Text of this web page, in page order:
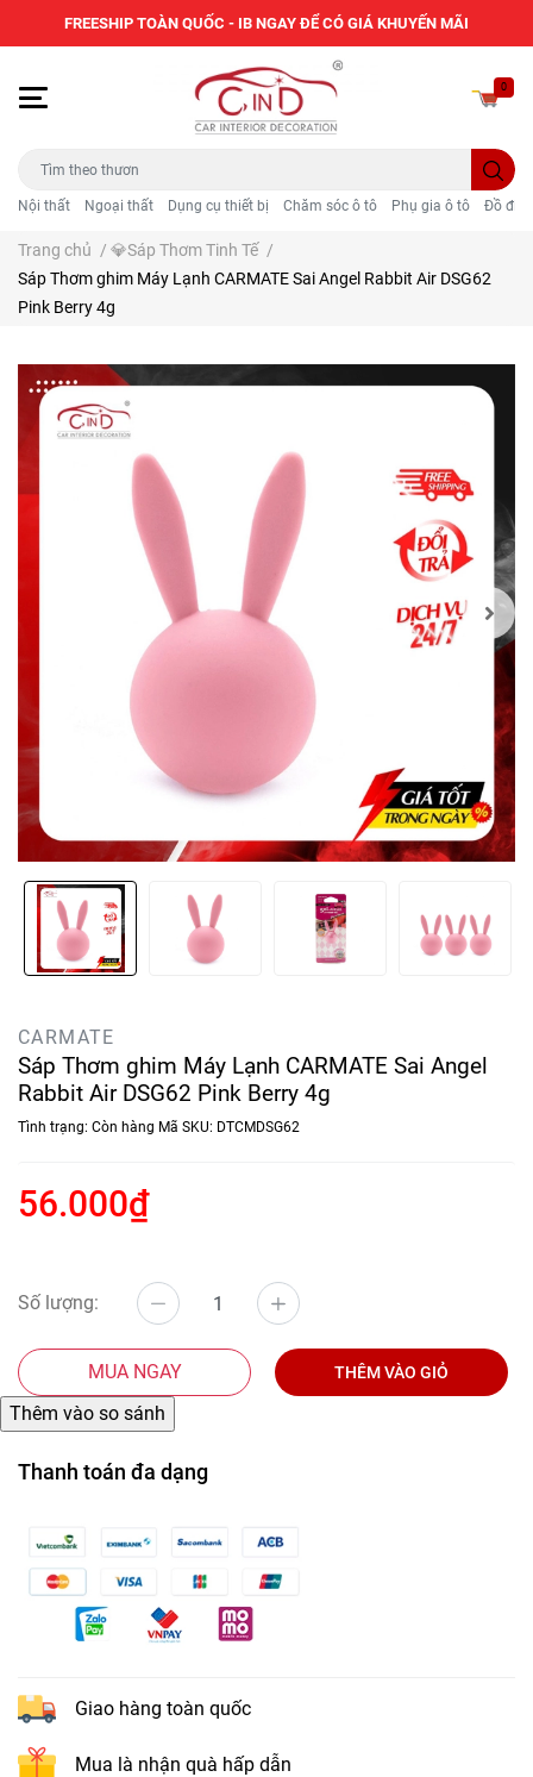
Nội thất Ngoại thất Dụng cụ thiết bị Chăm sóc ô tô Phụ gia ô tô Đồ
0
Trang chủ / 💎Sáp Thơm Tinh Tế /
Sáp Thơm ghim Máy Lạnh CARMATE Sai Angel Rabbit Air DSG62
Pink Berry 4g
CARMATE
Sáp Thơm ghim Máy Lạnh CARMATE Sai Angel
Rabbit Air DSG62 Pink Berry 4g
Tình trạng: Còn hàng Mã SKU: DTCMDSG62
56.000₫
Số lượng:
MUA NGAY THÊM VÀO GIỎ
Thanh toán đa dạng
Giao hàng toàn quốc
Mua là nhận quà hấp dẫn
FREESHIP TOÀN QUỐC - IB NGAY ĐỂ CÓ GIÁ KHUYẾN MÃI